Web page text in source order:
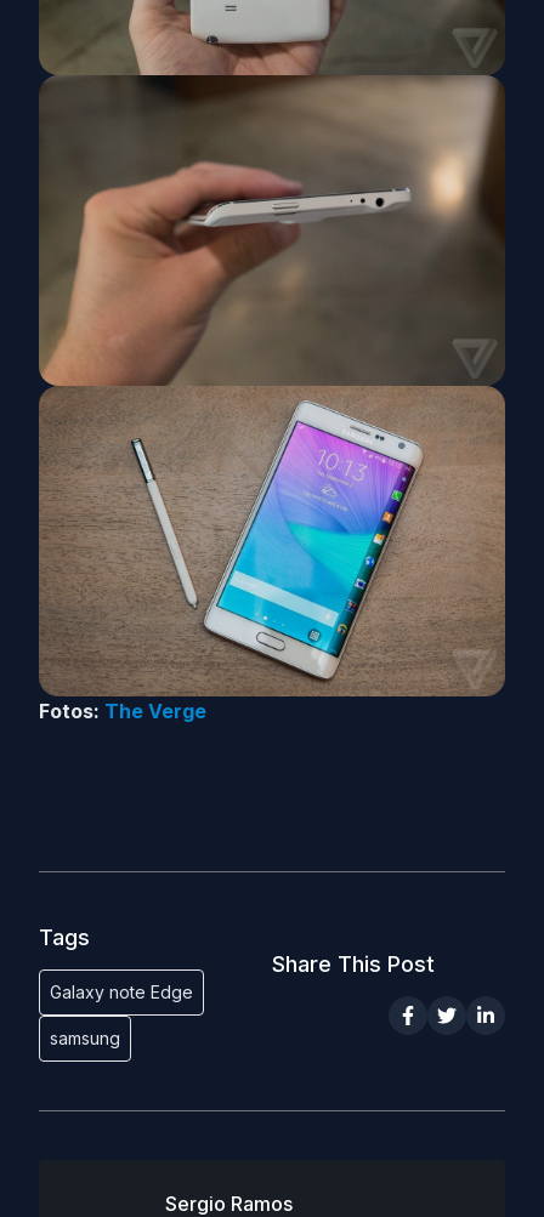
Fotos: The Verge
Tags
Galaxy note Edge
samsung
Share This Post
Sergio Ramos